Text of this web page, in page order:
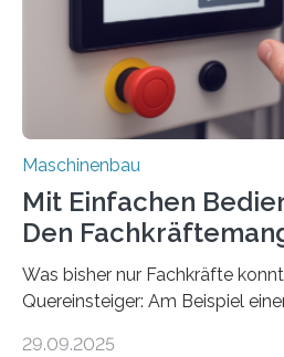
Maschinenbau
Mit Einfachen
Den
Was bisher nur Fachkräfte
Quereinsteiger: Am Beispiel
29.09.2025